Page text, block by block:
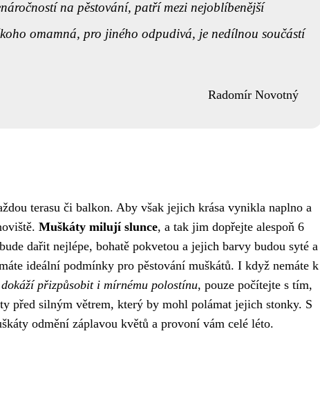
na pěstování, patří mezi nejoblíbenější
omamná, pro jiného odpudivá, je nedílnou součástí
Radomír Novotný
terasu či balkon. Aby však jejich krása vynikla naplno a
Muškáty milují slunce, a tak jim dopřejte alespoň 6
dařit nejlépe, bohatě pokvetou a jejich barvy budou syté a
ideální podmínky pro pěstování muškátů. I když nemáte k
přizpůsobit i mírnému polostínu, pouze počítejte s tím,
před silným větrem, který by mohl polámat jejich stonky. S
odmění záplavou květů a provoní vám celé léto.